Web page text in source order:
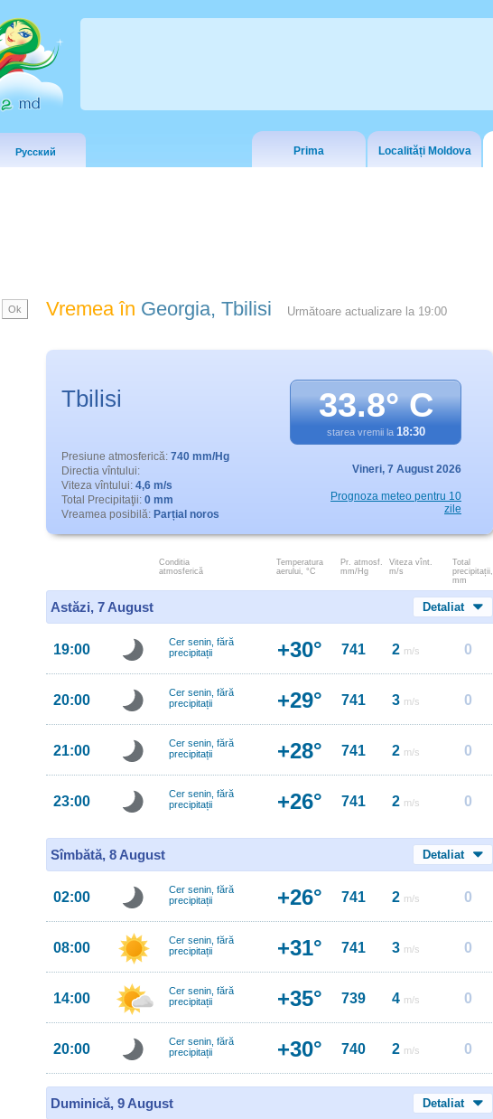
Русский Prima Localități Moldova
Vremea în Georgia, Tbilisi Următoare actualizare la 19:00
Tbilisi 33.8° C
starea vremii la 18:30
Presiune atmosferică: 740 mm/Hg
Directia vîntului:
Viteza vîntului: 4,6 m/s
Total Precipitaţii: 0 mm
Vreamea posibilă: Parțial noros
Vineri, 7 August 2026
Prognoza meteo pentru 10
zile
Conditia
atmosferică
Temperatura
aerului, °C
Pr. atmosf.
mm/Hg
Viteza vînt.
m/s
Total
precipitații,
mm
Astăzi, 7 August Detaliat
19:00
Cer senin, fără
precipitații
+30° 741 2 m/s 0
20:00
Cer senin, fără
precipitații
+29° 741 3 m/s 0
21:00
Cer senin, fără
precipitații
+28° 741 2 m/s 0
23:00
Cer senin, fără
precipitații
+26° 741 2 m/s 0
Sîmbătă, 8 August Detaliat
02:00
Cer senin, fără
precipitații
+26° 741 2 m/s 0
08:00
Cer senin, fără
precipitații
+31° 741 3 m/s 0
14:00
Cer senin, fără
precipitații
+35° 739 4 m/s 0
20:00
Cer senin, fără
precipitații
+30° 740 2 m/s 0
Duminică, 9 August Detaliat